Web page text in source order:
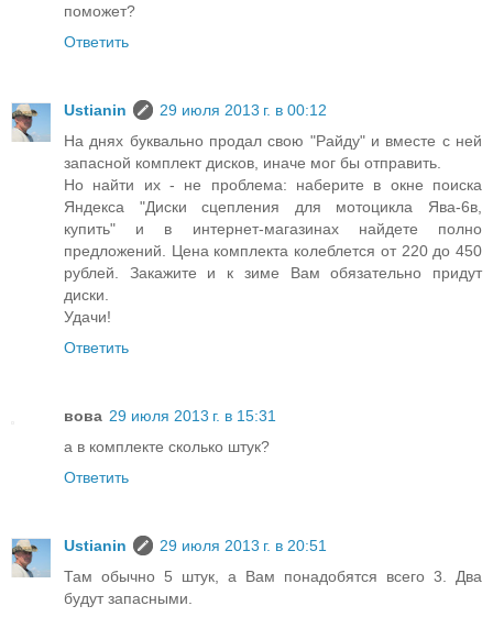
поможет?
Ответить
Ustianin
29 июля 2013 г. в 00:12
На днях буквально продал свою "Райду" и вместе с ней
запасной комплект дисков, иначе мог бы отправить.
Но найти их - не проблема: наберите в окне поиска
Яндекса "Диски сцепления для мотоцикла Ява-6в,
купить" и в интернет-магазинах найдете полно
предложений. Цена комплекта колеблется от 220 до 450
рублей. Закажите и к зиме Вам обязательно придут
диски.
Удачи!
Ответить
вова 29 июля 2013 г. в 15:31
а в комплекте сколько штук?
Ответить
Ustianin
29 июля 2013 г. в 20:51
Там обычно 5 штук, а Вам понадобятся всего 3. Два
будут запасными.